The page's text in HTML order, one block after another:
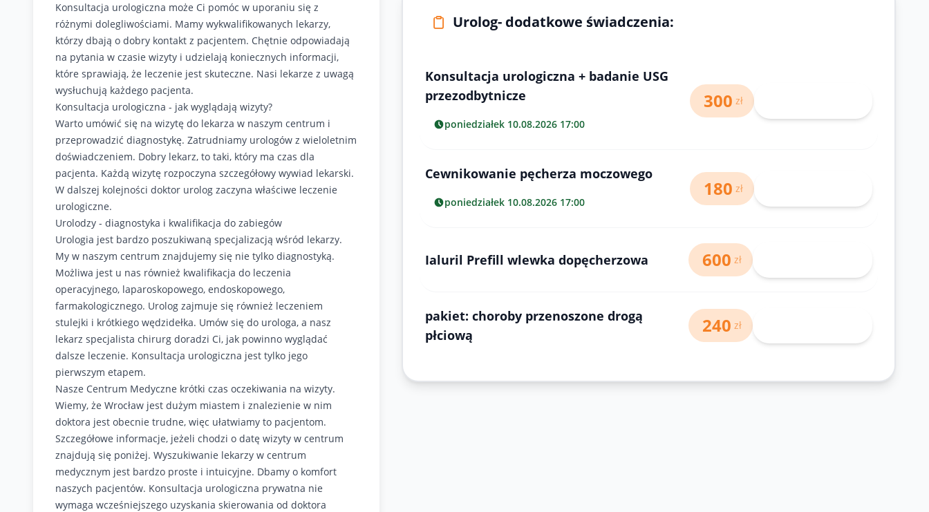
Konsultacja urologiczna może Ci pomóc w uporaniu się z
różnymi dolegliwościami. Mamy wykwalifikowanych lekarzy,
którzy dbają o dobry kontakt z pacjentem. Chętnie odpowiadają
na pytania w czasie wizyty i udzielają koniecznych informacji,
które sprawiają, że leczenie jest skuteczne. Nasi lekarze z uwagą
wysłuchują każdego pacjenta.
Konsultacja urologiczna - jak wyglądają wizyty?
Warto umówić się na wizytę do lekarza w naszym centrum i
przeprowadzić diagnostykę. Zatrudniamy urologów z wieloletnim
doświadczeniem. Dobry lekarz, to taki, który ma czas dla
pacjenta. Każdą wizytę rozpoczyna szczegółowy wywiad lekarski.
W dalszej kolejności doktor urolog zaczyna właściwe leczenie
urologiczne.
Urolodzy - diagnostyka i kwalifikacja do zabiegów
Urologia jest bardzo poszukiwaną specjalizacją wśród lekarzy.
My w naszym centrum znajdujemy się nie tylko diagnostyką.
Możliwa jest u nas również kwalifikacja do leczenia
operacyjnego, laparoskopowego, endoskopowego,
farmakologicznego. Urolog zajmuje się również leczeniem
stulejki i krótkiego wędzidełka. Umów się do urologa, a nasz
lekarz specjalista chirurg doradzi Ci, jak powinno wyglądać
dalsze leczenie. Konsultacja urologiczna jest tylko jego
pierwszym etapem.
Nasze Centrum Medyczne krótki czas oczekiwania na wizyty.
Wiemy, że Wrocław jest dużym miastem i znalezienie w nim
doktora jest obecnie trudne, więc ułatwiamy to pacjentom.
Szczegółowe informacje, jeżeli chodzi o datę wizyty w centrum
znajdują się poniżej. Wyszukiwanie lekarzy w centrum
medycznym jest bardzo proste i intuicyjne. Dbamy o komfort
naszych pacjentów. Konsultacja urologiczna prywatna nie
wymaga wcześniejszego uzyskania skierowania od doktora
Urolog- dodatkowe świadczenia:
Konsultacja urologiczna + badanie USG
przezodbytnicze
poniedziałek 10.08.2026 17:00
300 zł
Cewnikowanie pęcherza moczowego
poniedziałek 10.08.2026 17:00
180 zł
Ialuril Prefill wlewka dopęcherzowa 600 zł
pakiet: choroby przenoszone drogą
płciową
240 zł